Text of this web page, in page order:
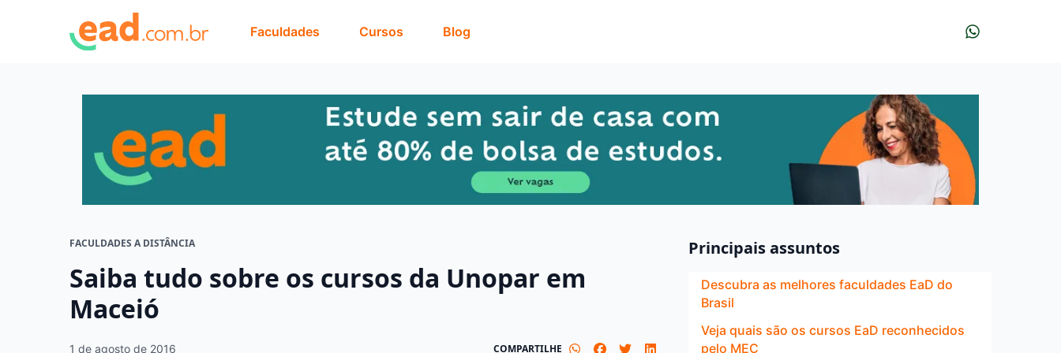
Faculdades Cursos Blog
FACULDADES A DISTÂNCIA
Saiba tudo sobre os cursos da Unopar em
Maceió
1 de agosto de 2016 COMPARTILHE
Principais assuntos
Descubra as melhores faculdades EaD do
Brasil
Veja quais são os cursos EaD reconhecidos
pelo MEC